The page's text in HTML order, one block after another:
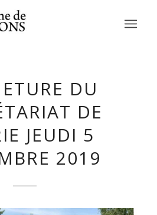
DU
DE
JEUDI 5
2019